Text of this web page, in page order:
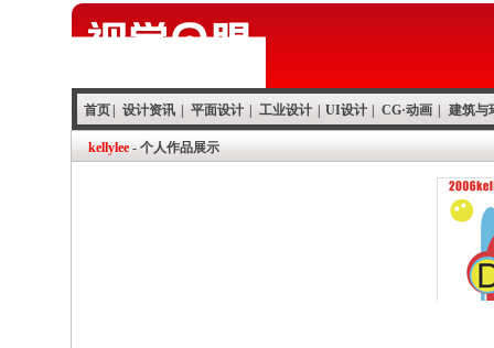
首页 设计资讯 平面设计 工业设计 UI设计 CG·动画 建筑与
kellylee - 个人作品展示